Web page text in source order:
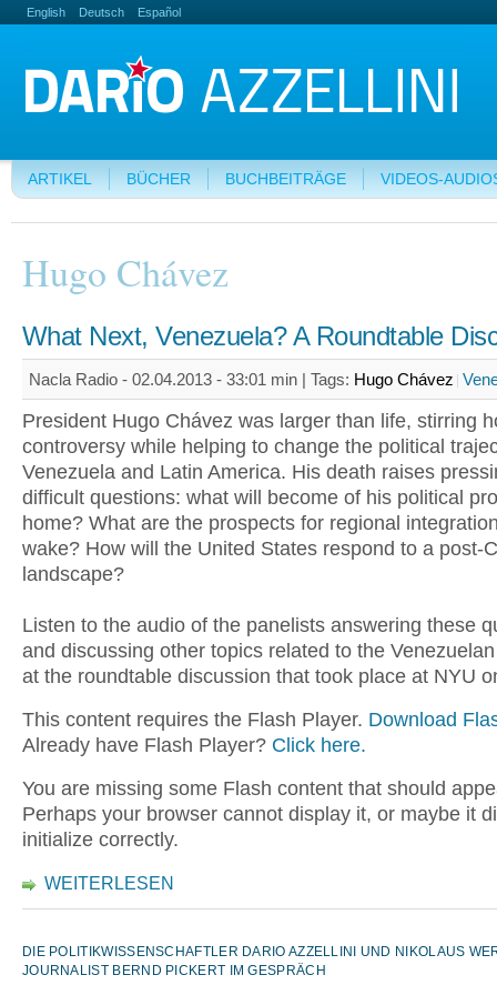
English Deutsch Español
ARTIKEL BÜCHER BUCHBEITRÄGE VIDEOS-
Hugo Chávez
What Next, Venezuela? A Roundtable
Nacla Radio - 02.04.2013 - 33:01 min | Tags: Hugo Chávez
President Hugo Chávez was larger than life, stirring
controversy while helping to change the political
Venezuela and Latin America. His death raises
difficult questions: what will become of his political
home? What are the prospects for regional
wake? How will the United States respond to a post-
landscape?
Listen to the audio of the panelists answering these
and discussing other topics related to the
at the roundtable discussion that took place at NYU
This content requires the Flash Player. Download
Already have Flash Player? Click here.
You are missing some Flash content that should
Perhaps your browser cannot display it, or maybe it
initialize correctly.
WEITERLESEN
DIE POLITIKWISSENSCHAFTLER DARIO AZZELLINI UND NIKOLAUS
JOURNALIST BERND PICKERT IM GESPRÄCH